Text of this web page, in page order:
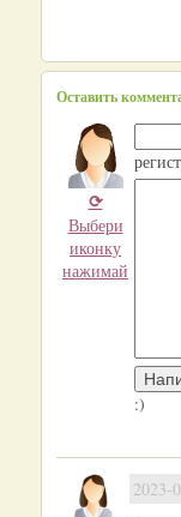
Оставить
⟳
Выбери
иконку
нажимай
:)
2023-